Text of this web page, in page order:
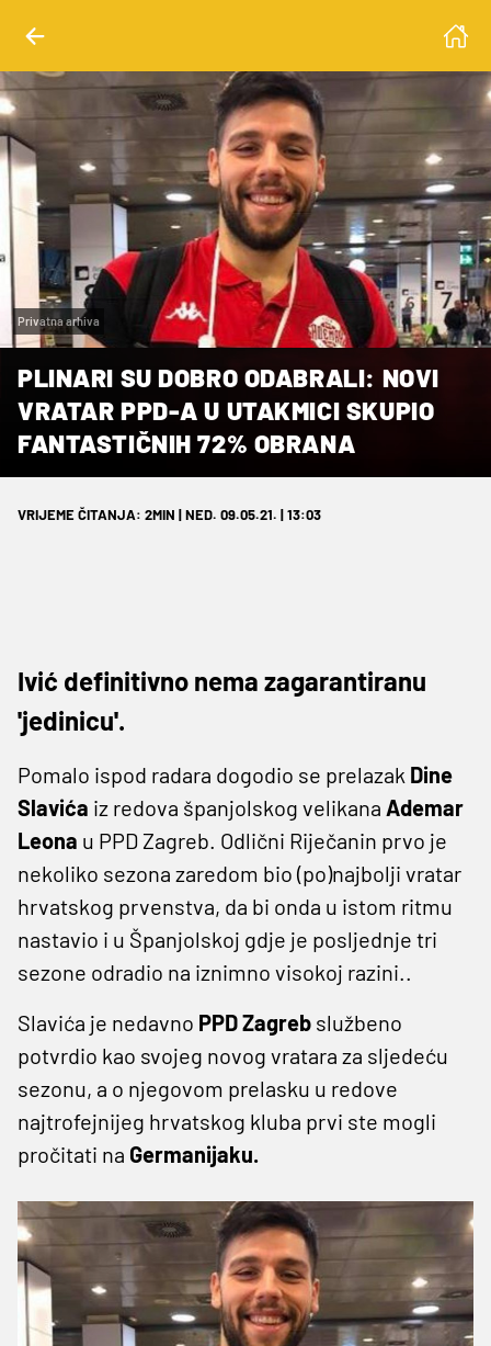
Privatna arhiva
PLINARI SU DOBRO ODABRALI: NOVI
VRATAR PPD-A U UTAKMICI SKUPIO
FANTASTIČNIH 72% OBRANA
VRIJEME ČITANJA: 2MIN | NED. 09.05.21. | 13:03
Ivić definitivno nema zagarantiranu
'jedinicu'.
Pomalo ispod radara dogodio se prelazak Dine
Slavića iz redova španjolskog velikana Ademar
Leona u PPD Zagreb. Odlični Riječanin prvo je
nekoliko sezona zaredom bio (po)najbolji vratar
hrvatskog prvenstva, da bi onda u istom ritmu
nastavio i u Španjolskoj gdje je posljednje tri
sezone odradio na iznimno visokoj razini..
Slavića je nedavno PPD Zagreb službeno
potvrdio kao svojeg novog vratara za sljedeću
sezonu, a o njegovom prelasku u redove
najtrofejnijeg hrvatskog kluba prvi ste mogli
pročitati na Germanijaku.